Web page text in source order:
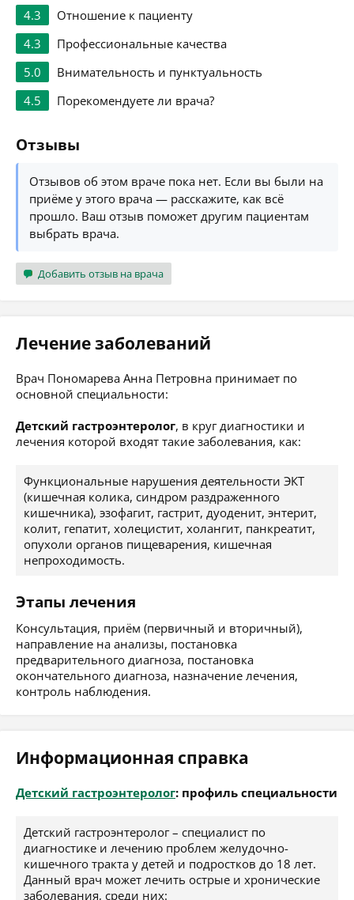
4.3
Отношение к пациенту
4.3
Профессиональные качества
5.0
Внимательность и пунктуальность
4.5
Порекомендуете ли врача?
Отзывы
Отзывов об этом враче пока нет. Если вы были на
приёме у этого врача — расскажите, как всё
прошло. Ваш отзыв поможет другим пациентам
выбрать врача.
Добавить отзыв на врача
Лечение заболеваний
Врач Пономарева Анна Петровна принимает по
основной специальности:
Детский гастроэнтеролог, в круг диагностики и
лечения которой входят такие заболевания, как:
Функциональные нарушения деятельности ЭКТ
(кишечная колика, синдром раздраженного
кишечника), эзофагит, гастрит, дуоденит, энтерит,
колит, гепатит, холецистит, холангит, панкреатит,
опухоли органов пищеварения, кишечная
непроходимость.
Этапы лечения
Консультация, приём (первичный и вторичный),
направление на анализы, постановка
предварительного диагноза, постановка
окончательного диагноза, назначение лечения,
контроль наблюдения.
Информационная справка
Детский гастроэнтеролог: профиль специальности
Детский гастроэнтеролог – специалист по
диагностике и лечению проблем желудочно-
кишечного тракта у детей и подростков до 18 лет.
Данный врач может лечить острые и хронические
заболевания, среди них: